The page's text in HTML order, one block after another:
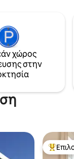
τη
χώρος
να
κατά
μια
Η
και
χώρος
στην